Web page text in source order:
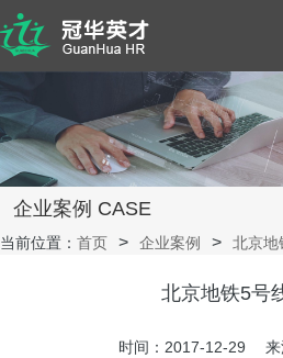
企业案例 CASE
当前位置： 首页 企业案例 北京地
北京地铁5号
时间：2017-12-29 来